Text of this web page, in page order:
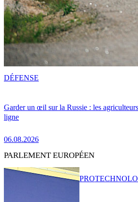
Garder un œil sur la Russie : les
ligne
06.08.2026
DÉFENSE
PARLEMENT EUROPÉEN
PRO